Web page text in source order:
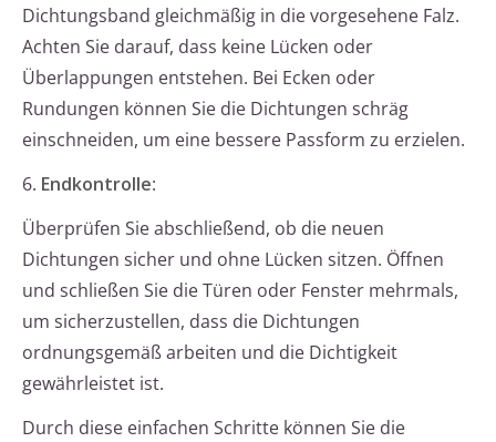
Dichtungsband gleichmäßig in die vorgesehene Falz.
Achten Sie darauf, dass keine Lücken oder
Überlappungen entstehen. Bei Ecken oder
Rundungen können Sie die Dichtungen schräg
einschneiden, um eine bessere Passform zu erzielen.
6. Endkontrolle:
Überprüfen Sie abschließend, ob die neuen
Dichtungen sicher und ohne Lücken sitzen. Öffnen
und schließen Sie die Türen oder Fenster mehrmals,
um sicherzustellen, dass die Dichtungen
ordnungsgemäß arbeiten und die Dichtigkeit
gewährleistet ist.
Durch diese einfachen Schritte können Sie die